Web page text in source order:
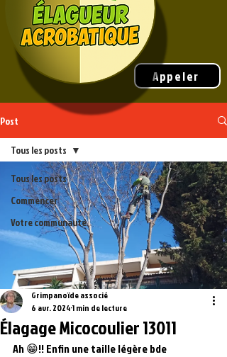
Appeler
Post
Tous les posts
Commencer
Votre communauté
Tous les posts
Élagage Micocoulier 13011
Grimpanoïde associé
6 avr. 20241 min de lecture
Ah 😁!! Enfin une taille légère bde